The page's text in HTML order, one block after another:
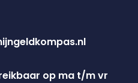
op ma t/m vr